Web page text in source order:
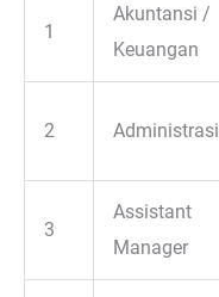
1
Akuntansi /
Keuangan
2 Administrasi
3
Assistant
Manager